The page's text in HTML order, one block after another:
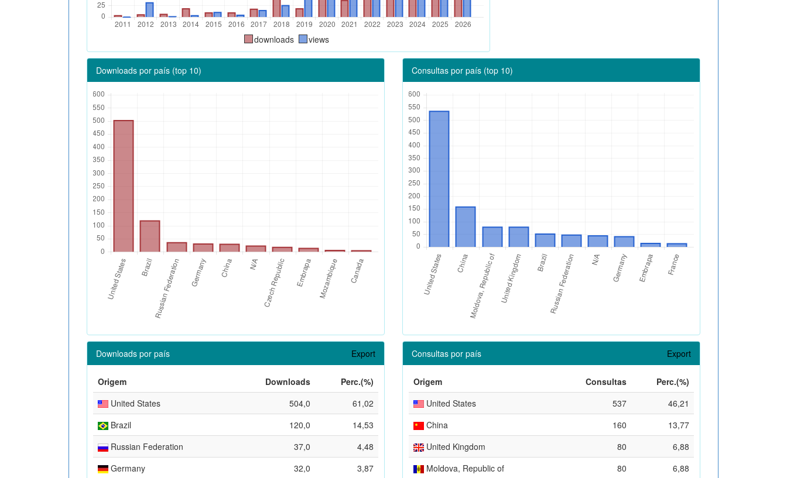
downloads views
Downloads por país (top 10) Consultas por país (top 10)
Downloads por país Export
Origem Downloads
Perc.(%)
United States
504,0
61,02
Brazil
120,0
14,53
Russian Federation
37,0
4,48
Germany
32,0
3,87
Consultas por país Export
Origem Consultas
Perc.(%)
United States
537
46,21
China
160
13,77
United Kingdom
80
6,88
Moldova, Republic of
80
6,88